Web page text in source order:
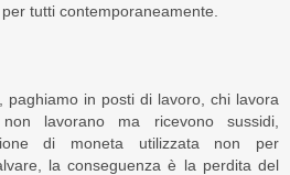
tutti contemporaneamente.
paghiamo in posti di lavoro, chi lavora
lavorano ma ricevono sussidi,
di moneta utilizzata non per
la conseguenza è la perdita del